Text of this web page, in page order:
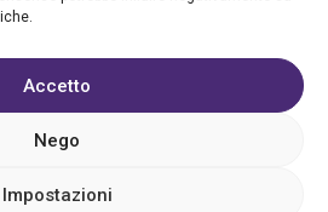
Accetto
Nego
Impostazioni
Condizioni d’uso